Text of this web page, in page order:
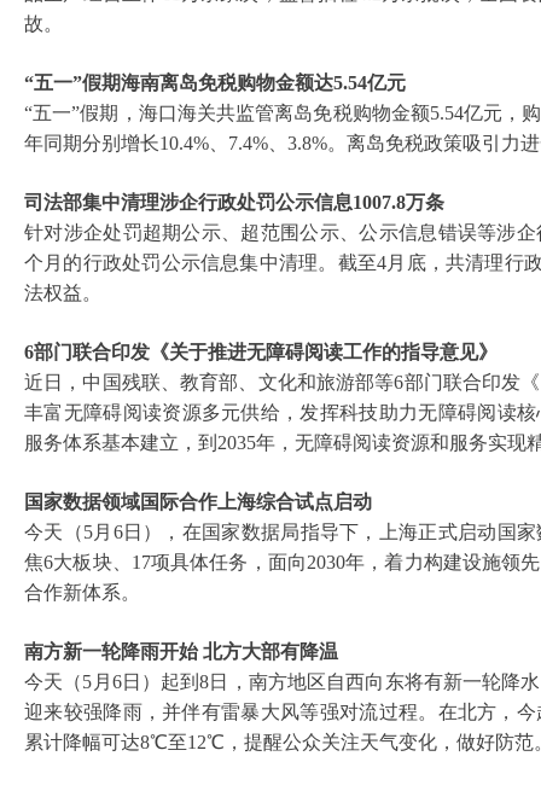
故。
“五一”假期海南离岛免税购物金额达5.54亿元
“五一”假期，海口海关共监管离岛免税购物金额5.54亿元，
年同期分别增长10.4%、7.4%、3.8%。离岛免税政策吸引力
司法部集中清理涉企行政处罚公示信息1007.8万条
针对涉企处罚超期公示、超范围公示、公示信息错误等涉
个月的行政处罚公示信息集中清理。截至4月底，共清理行
法权益。
6部门联合印发《关于推进无障碍阅读工作的指导意见》
近日，中国残联、教育部、文化和旅游部等6部门联合印发
丰富无障碍阅读资源多元供给，发挥科技助力无障碍阅读
服务体系基本建立，到2035年，无障碍阅读资源和服务实现
国家数据领域国际合作上海综合试点启动
今天（5月6日），在国家数据局指导下，上海正式启动国
焦6大板块、17项具体任务，面向2030年，着力构建设施领
合作新体系。
南方新一轮降雨开始 北方大部有降温
今天（5月6日）起到8日，南方地区自西向东将有新一轮降
迎来较强降雨，并伴有雷暴大风等强对流过程。在北方，
累计降幅可达8℃至12℃，提醒公众关注天气变化，做好防范